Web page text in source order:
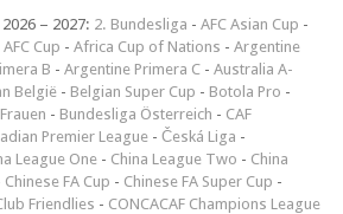
– 2027: 2. Bundesliga - AFC Asian Cup -
AFC Cup - Africa Cup of Nations - Argentine
B - Argentine Primera C - Australia A-
België - Belgian Super Cup - Botola Pro -
- Bundesliga Österreich - CAF
Premier League - Česká Liga -
League One - China League Two - China
Chinese FA Cup - Chinese FA Super Cup -
Friendlies - CONCACAF Champions League